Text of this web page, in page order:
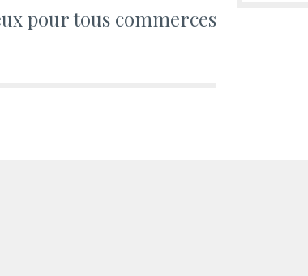
pour tous commerces